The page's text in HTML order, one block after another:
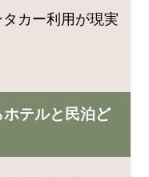
カー利用が現実
テルと民泊ど